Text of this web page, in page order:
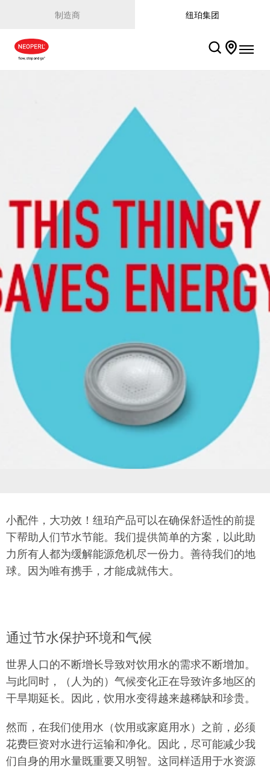
制造商 纽珀集团
小配件，大功效！纽珀产品可以在确保舒适性的前提
下帮助人们节水节能。我们提供简单的方案，以此助
力所有人都为缓解能源危机尽一份力。善待我们的地
球。因为唯有携手，才能成就伟大。
通过节水保护环境和气候
世界人口的不断增长导致对饮用水的需求不断增加。
与此同时，（人为的）气候变化正在导致许多地区的
干旱期延长。因此，饮用水变得越来越稀缺和珍贵。
然而，在我们使用水（饮用或家庭用水）之前，必须
花费巨资对水进行运输和净化。因此，尽可能减少我
们自身的用水量既重要又明智。这同样适用于水资源